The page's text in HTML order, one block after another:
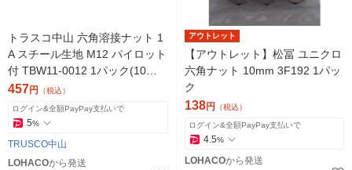
トラスコ中山 六角溶接ナット 1
A スチール生地 M12 パイロット
付 TBW11-0012 1パック(10個)
856-4360
457円 （税込）
ログイン&全額PayPay支払いで
5%
TRUSCO中山
LOHACOから発送
アウトレット
【アウトレット】松冨 ユニクロ
六角ナット 10mm 3F192 1パッ
ク
138円 （税込）
ログイン&全額PayPay支払いで
4.5%
LOHACOから発送